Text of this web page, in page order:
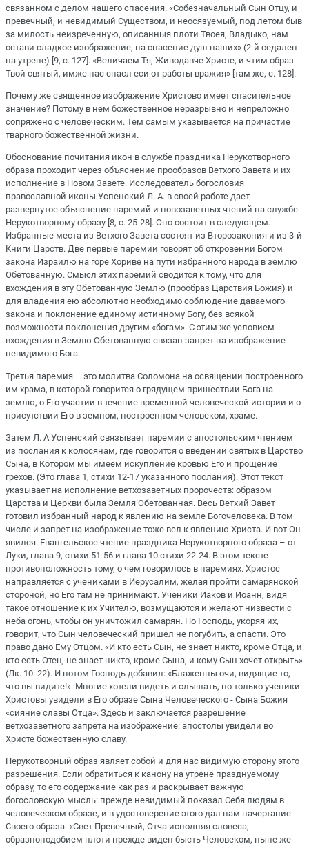
связанном с делом нашего спасения. «Собезначальный Сын Отцу, и
превечный, и невидимый Существом, и неосязуемый, под летом быв
за милость неизреченную, описанныя плоти Твоея, Владыко, нам
остави сладкое изображение, на спасение душ наших» (2-й седален
на утрене) [9, с. 127]. «Величаем Тя, Живодавче Христе, и чтим образ
Твой святый, имже нас спасл еси от работы вражия» [там же, с. 128].
Почему же священное изображение Христово имеет спасительное
значение? Потому в нем божественное неразрывно и непреложно
сопряжено с человеческим. Тем самым указывается на причастие
тварного божественной жизни.
Обоснование почитания икон в службе праздника Нерукотворного
образа проходит через объяснение прообразов Ветхого Завета и их
исполнение в Новом Завете. Исследователь богословия
православной иконы Успенский Л. А. в своей работе дает
развернутое объяснение паремий и новозаветных чтений на службе
Нерукотворному образу [8, с. 25-28]. Оно состоит в следующем.
Избранные места из Ветхого Завета состоят из Второзакония и из 3-й
Книги Царств. Две первые паремии говорят об откровении Богом
закона Израилю на горе Хориве на пути избранного народа в землю
Обетованную. Смысл этих паремий сводится к тому, что для
вхождения в эту Обетованную Землю (прообраз Царствия Божия) и
для владения ею абсолютно необходимо соблюдение даваемого
закона и поклонение единому истинному Богу, без всякой
возможности поклонения другим «богам». С этим же условием
вхождения в Землю Обетованную связан запрет на изображение
невидимого Бога.
Третья паремия – это молитва Соломона на освящении построенного
им храма, в которой говорится о грядущем пришествии Бога на
землю, о Его участии в течение временной человеческой истории и о
присутствии Его в земном, построенном человеком, храме.
Затем Л. А Успенский связывает паремии с апостольским чтением
из послания к колосянам, где говорится о введении святых в Царство
Сына, в Котором мы имеем искупление кровью Его и прощение
грехов. (Это глава 1, стихи 12-17 указанного послания). Этот текст
указывает на исполнение ветхозаветных пророчеств: образом
Царства и Церкви была Земля Обетованная. Весь Ветхий Завет
готовил избранный народ к явлению на земле Богочеловека. В том
числе и запрет на изображение тоже вел к явлению Христа. И вот Он
явился. Евангельское чтение праздника Нерукотворного образа – от
Луки, глава 9, стихи 51-56 и глава 10 стихи 22-24. В этом тексте
противоположность тому, о чем говорилось в паремиях. Христос
направляется с учениками в Иерусалим, желая пройти самарянской
стороной, но Его там не принимают. Ученики Иаков и Иоанн, видя
такое отношение к их Учителю, возмущаются и желают низвести с
неба огонь, чтобы он уничтожил самарян. Но Господь, укоряя их,
говорит, что Сын человеческий пришел не погубить, а спасти. Это
право дано Ему Отцом. «И кто есть Сын, не знает никто, кроме Отца, и
кто есть Отец, не знает никто, кроме Сына, и кому Сын хочет открыть»
(Лк. 10: 22). И потом Господь добавил: «Блаженны очи, видящие то,
что вы видите!». Многие хотели видеть и слышать, но только ученики
Христовы увидели в Его образе Сына Человеческого - Сына Божия
«сияние славы Отца». Здесь и заключается разрешение
ветхозаветного запрета на изображение: апостолы увидели во
Христе божественную славу.
Нерукотворный образ являет собой и для нас видимую сторону этого
разрешения. Если обратиться к канону на утрене празднуемому
образу, то его содержание как раз и раскрывает важную
богословскую мысль: прежде невидимый показал Себя людям в
человеческом образе, и в удостоверение этого дал нам начертание
Своего образа. «Свет Превечный, Отча исполняя словеса,
образноподобием плоти прежде виден бысть Человеком, ныне же